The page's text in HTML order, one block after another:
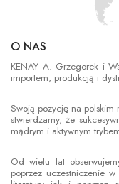
O NAS
KENAY A. Grzegorek i
importem, produkcją i
Swoją pozycję na polskim
stwierdzamy, że
mądrym i aktywnym
Od wielu lat
poprzez uczestniczenie